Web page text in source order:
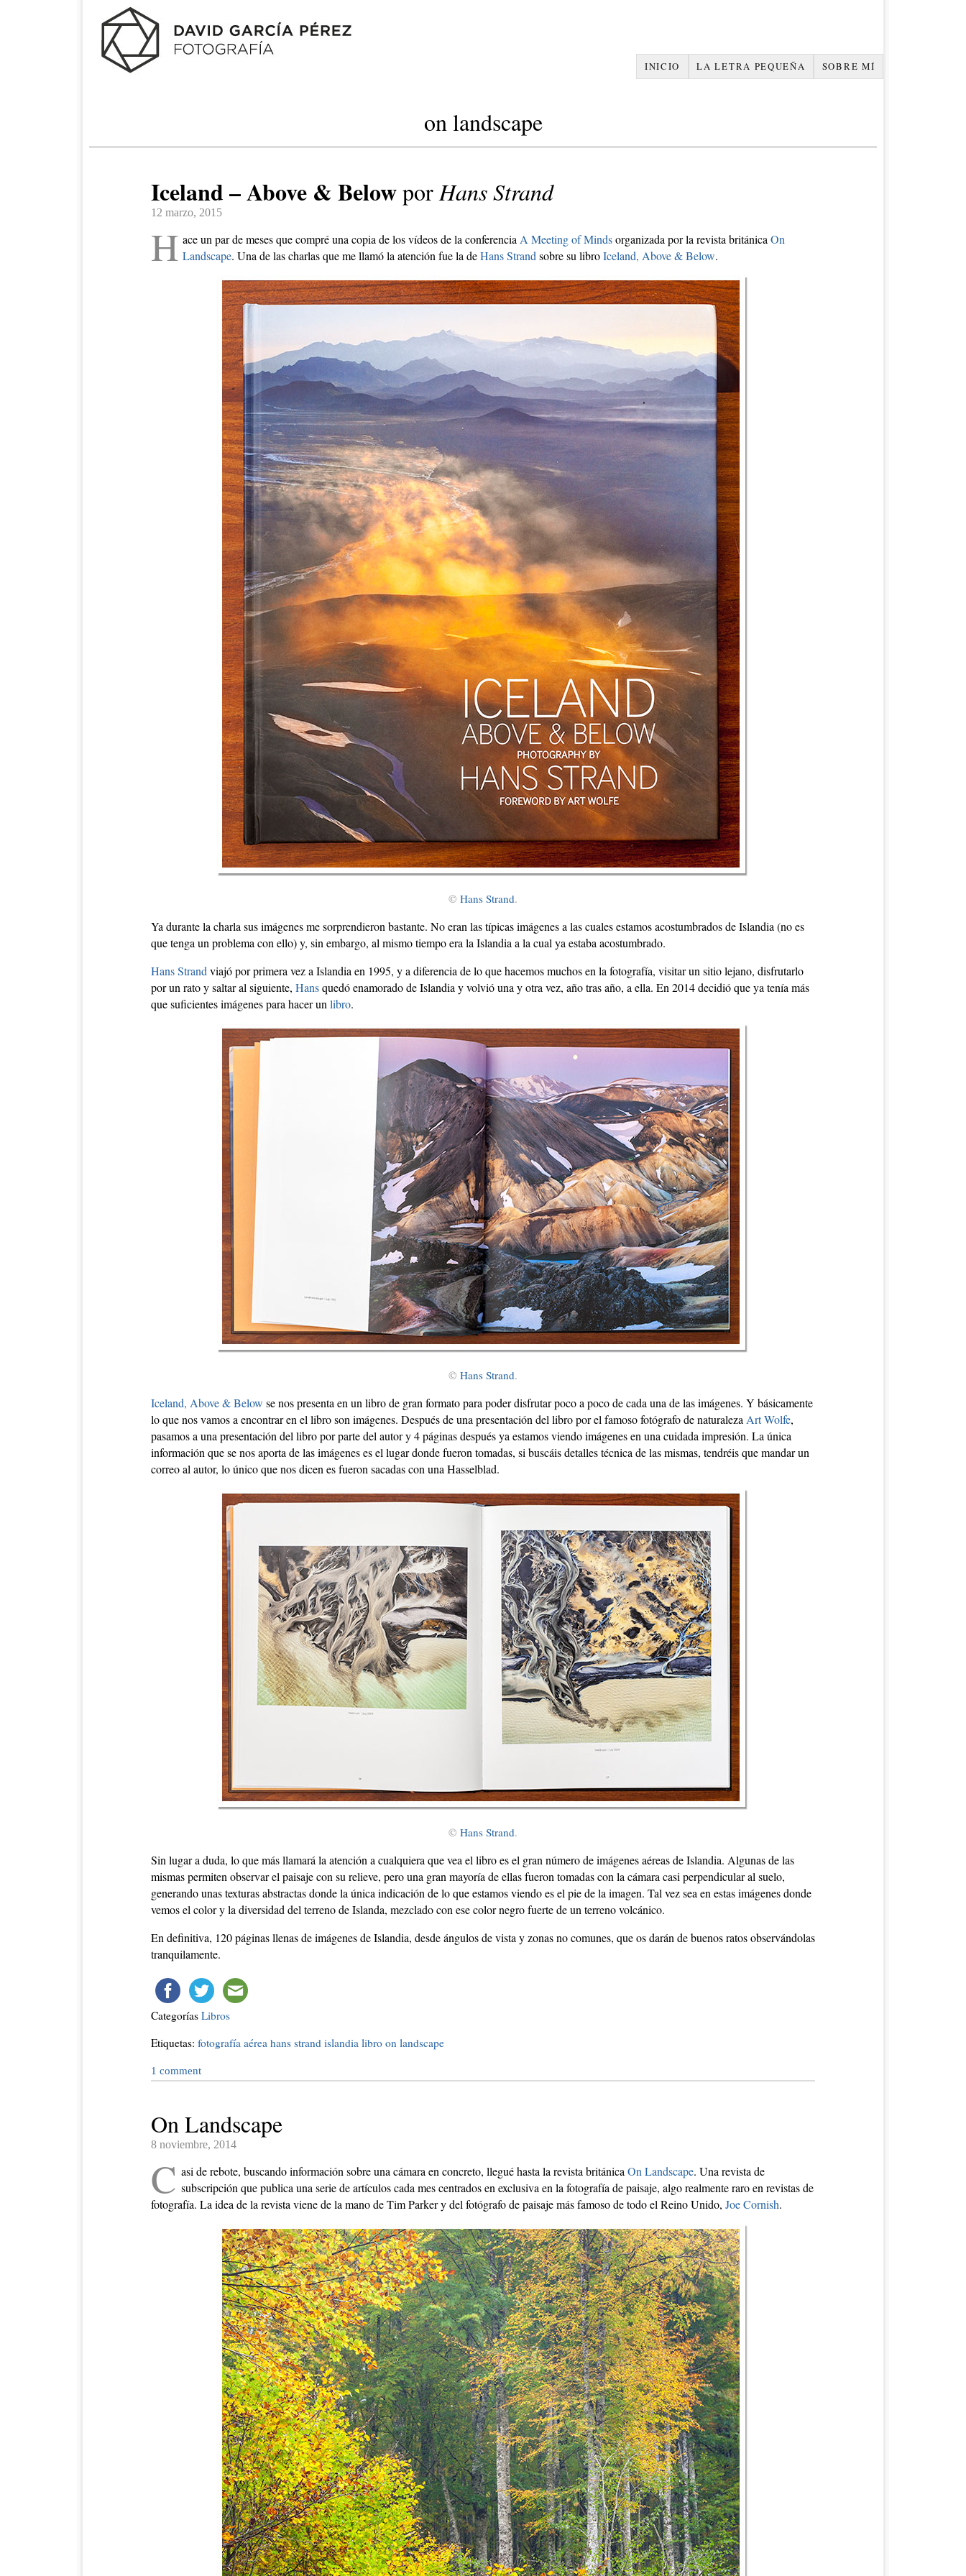
INICIO LA LETRA PEQUEÑA SOBRE MÍ
on landscape
Iceland – Above & BelowporHans Strand
12 marzo, 2015
H ace un par de meses que compré una copia de los vídeos de la conferencia A Meeting of Mindsorganizada por la revista británicaOn
Landscape. Una de las charlas que me llamó la atención fue la deHans Strand sobre su libroIceland, Above & Below.
© Hans Strand.
Ya durante la charla sus imágenes me sorprendieron bastante. No eran las típicas imágenes a las cuales estamos acostumbrados de Islandia (no es
que tenga un problema con ello) y, sin embargo, al mismo tiempo era la Islandia a la cual ya estaba acostumbrado.
Hans Strand viajó por primera vez a Islandia en 1995, y a diferencia de lo que hacemos muchos en la fotografía, visitar un sitio lejano, disfrutarlo
por un rato y saltar al siguiente, Hansquedó enamorado de Islandia y volvió una y otra vez, año tras año, a ella. En 2014 decidió que ya tenía más
que suficientes imágenes para hacer un libro.
© Hans Strand.
Iceland, Above & Below se nos presenta en un libro de gran formato para poder disfrutar poco a poco de cada una de las imágenes. Y básicamente
lo que nos vamos a encontrar en el libro son imágenes. Después de una presentación del libro por el famoso fotógrafo de naturaleza Art Wolfe,
pasamos a una presentación del libro por parte del autor y 4 páginas después ya estamos viendo imágenes en una cuidada impresión. La única
información que se nos aporta de las imágenes es el lugar donde fueron tomadas, si buscáis detalles técnica de las mismas, tendréis que mandar un
correo al autor, lo único que nos dicen es fueron sacadas con una Hasselblad.
© Hans Strand.
Sin lugar a duda, lo que más llamará la atención a cualquiera que vea el libro es el gran número de imágenes aéreas de Islandia. Algunas de las
mismas permiten observar el paisaje con su relieve, pero una gran mayoría de ellas fueron tomadas con la cámara casi perpendicular al suelo,
generando unas texturas abstractas donde la única indicación de lo que estamos viendo es el pie de la imagen. Tal vez sea en estas imágenes donde
vemos el color y la diversidad del terreno de Islanda, mezclado con ese color negro fuerte de un terreno volcánico.
En definitiva, 120 páginas llenas de imágenes de Islandia, desde ángulos de vista y zonas no comunes, que os darán de buenos ratos observándolas
tranquilamente.
Categorías Libros
Etiquetas: fotografía aérea hans strand islandia libro on landscape
1 comment
On Landscape
8 noviembre, 2014
C asi de rebote, buscando información sobre una cámara en concreto, llegué hasta la revista británicaOn Landscape. Una revista de
subscripción que publica una serie de artículos cada mes centrados en exclusiva en la fotografía de paisaje, algo realmente raro en revistas de
fotografía. La idea de la revista viene de la mano de Tim Parker y del fotógrafo de paisaje más famoso de todo el Reino Unido, Joe Cornish.